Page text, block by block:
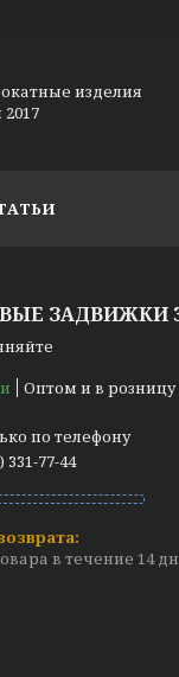
изделия
ЗАДВИЖКИ
Оптом и в розницу
по телефону
331-77-44
в течение 14